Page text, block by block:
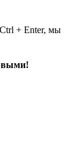
+ Enter, мы